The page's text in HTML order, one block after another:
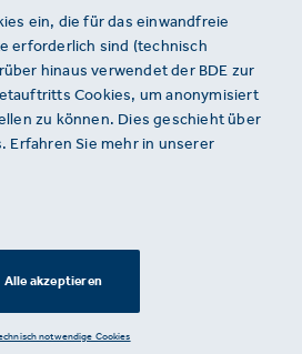
unserer Website
Link
über Ihren
ein, die für das einwandfreie
erforderlich sind (technisch
hinaus verwendet der BDE zur
Cookies, um anonymisiert
zu können. Dies geschieht über
Erfahren Sie mehr in unserer
Alle akzeptieren
notwendige Cookies